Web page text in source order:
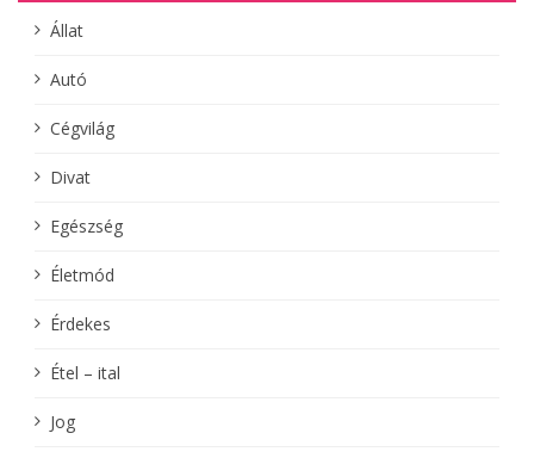
Állat
Autó
Cégvilág
Divat
Egészség
Életmód
Érdekes
Étel – ital
Jog